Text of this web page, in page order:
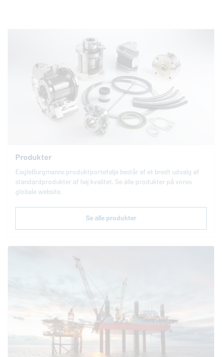
Produkter
EagleBurgmanns produktportefølje består af et bredt udvalg af
standardprodukter af høj kvalitet. Se alle produkter på vores
globale website.
Se alle produkter